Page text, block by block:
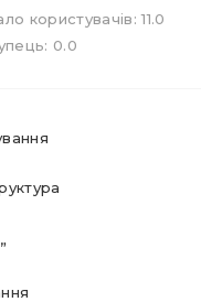
користувачів: 11.0
0.0